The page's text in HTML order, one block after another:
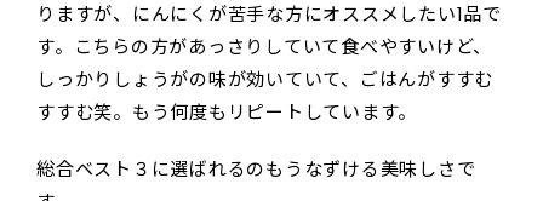
りますが、にんにくが苦手な方にオススメしたい1品で
す。こちらの方があっさりしていて食べやすいけど、
しっかりしょうがの味が効いていて、ごはんがすすむ
すすむ笑。もう何度もリピートしています。
総合ベスト３に選ばれるのもうなずける美味しさで